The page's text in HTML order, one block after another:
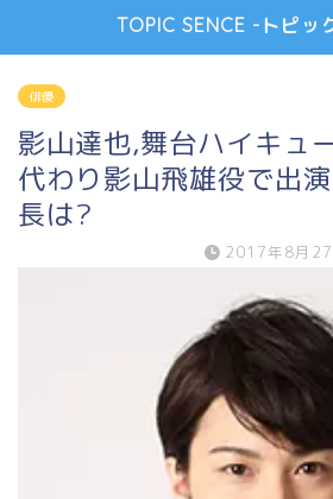
TOPIC SENCE -トピッ
俳優
影山達也,舞台ハイキュ
代わり影山飛雄役で出
長は?
2017年8月27